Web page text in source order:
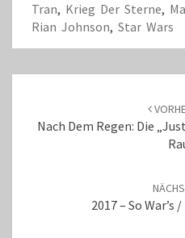
Tran, Krieg Der Sterne,
Rian Johnson, Star Wars
Nach Dem Regen: Die
2017 – So War’s